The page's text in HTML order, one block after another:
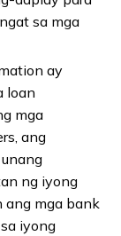
sa mga
ay
loan
mga
ang
ng iyong
ang mga bank
iyong